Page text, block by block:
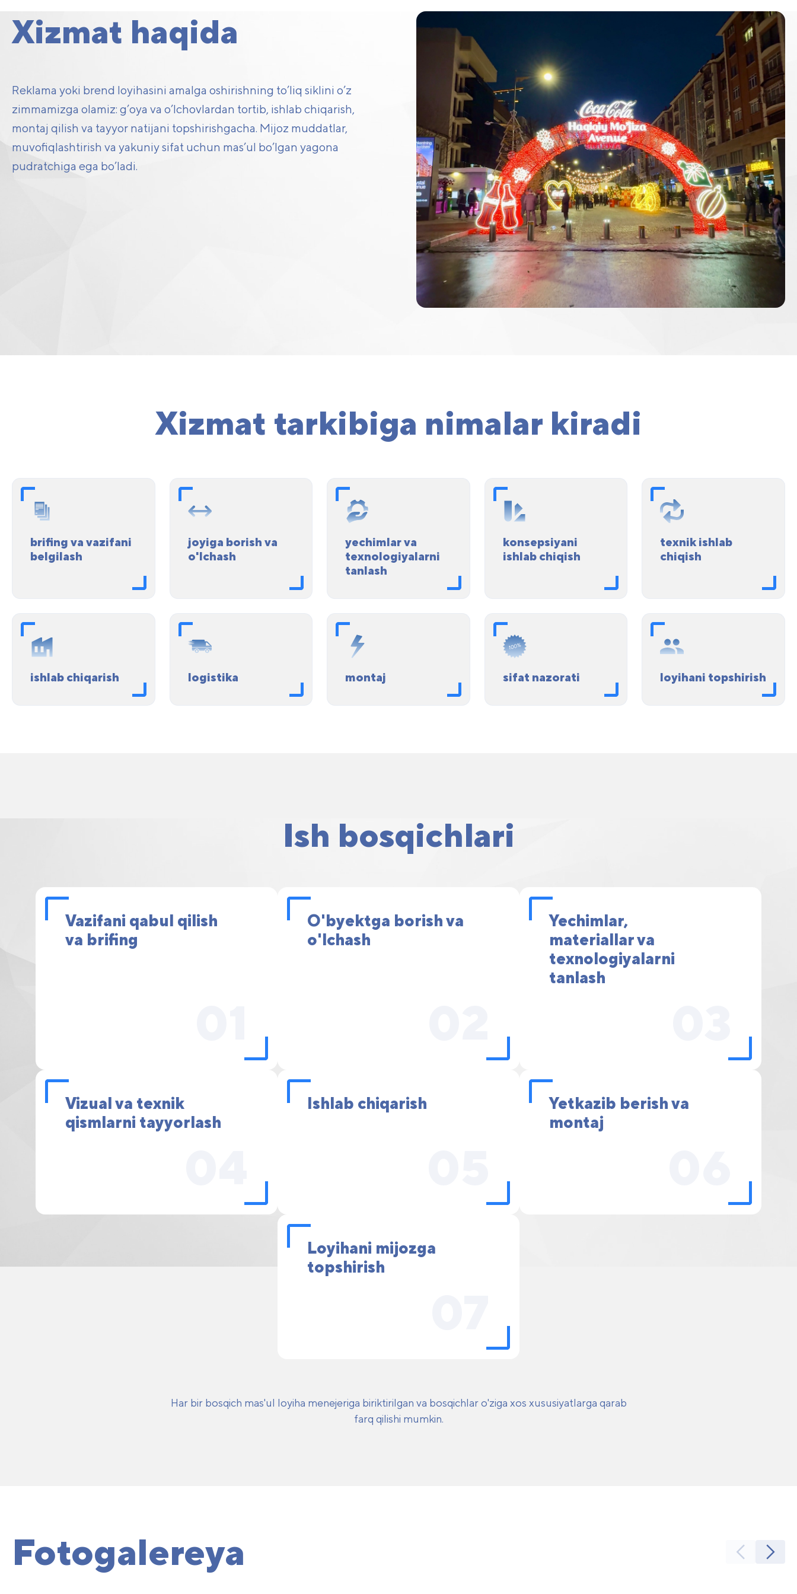
Xizmat haqida
Reklama yoki brend loyihasini amalga oshirishning to’liq siklini o’z
zimmamizga olamiz: g’oya va o’lchovlardan tortib, ishlab chiqarish,
montaj qilish va tayyor natijani topshirishgacha. Mijoz muddatlar,
muvofiqlashtirish va yakuniy sifat uchun mas’ul bo’lgan yagona
pudratchiga ega bo’ladi.
Xizmat tarkibiga nimalar kiradi
brifing va vazifani
belgilash
joyiga borish va
o'lchash
yechimlar va
texnologiyalarni
tanlash
konsepsiyani
ishlab chiqish
texnik ishlab
chiqish
ishlab chiqarish logistika montaj sifat nazorati loyihani topshirish
Ish bosqichlari
Vazifani qabul qilish
va brifing
O'byektga borish va
o'lchash
Yechimlar,
materiallar va
texnologiyalarni
tanlash
Vizual va texnik
qismlarni tayyorlash
Ishlab chiqarish
Yetkazib berish va
montaj
Loyihani mijozga
topshirish
Har bir bosqich mas'ul loyiha menejeriga biriktirilgan va bosqichlar o'ziga xos xususiyatlarga qarab
farq qilishi mumkin.
Fotogalereya